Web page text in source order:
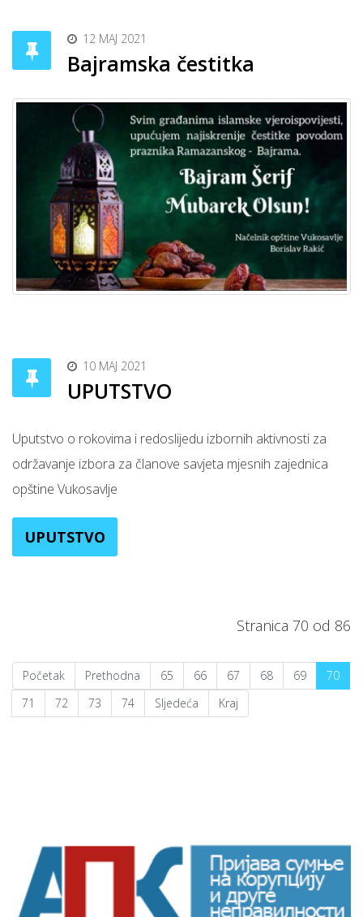
12 MAJ 2021
Bajramska čestitka
10 MAJ 2021
UPUTSTVO
Uputstvo o rokovima i redoslijedu izbornih aktivnosti za
održavanje izbora za članove savjeta mjesnih zajednica
opštine Vukosavlje
UPUTSTVO
Stranica 70 od 86
Početak Prethodna 65 66 67 68 69
70
71
72 73 74 Sljedeća Kraj